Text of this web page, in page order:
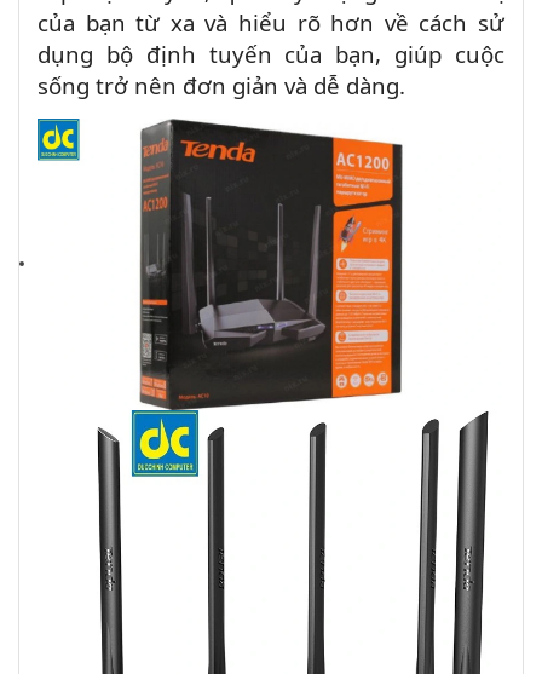
của bạn từ xa và hiểu rõ hơn về cách sử
dụng bộ định tuyến của bạn, giúp cuộc
sống trở nên đơn giản và dễ dàng.